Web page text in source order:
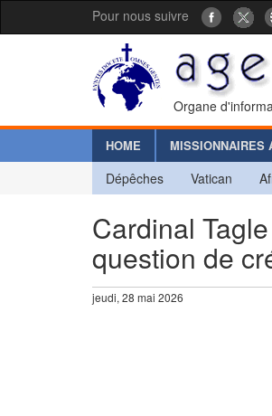
Pour nous suivre
Organe
HOME MISSIONNAIRES
Dépêches Vatican
Cardinal
question de
jeudi, 28 mai 2026